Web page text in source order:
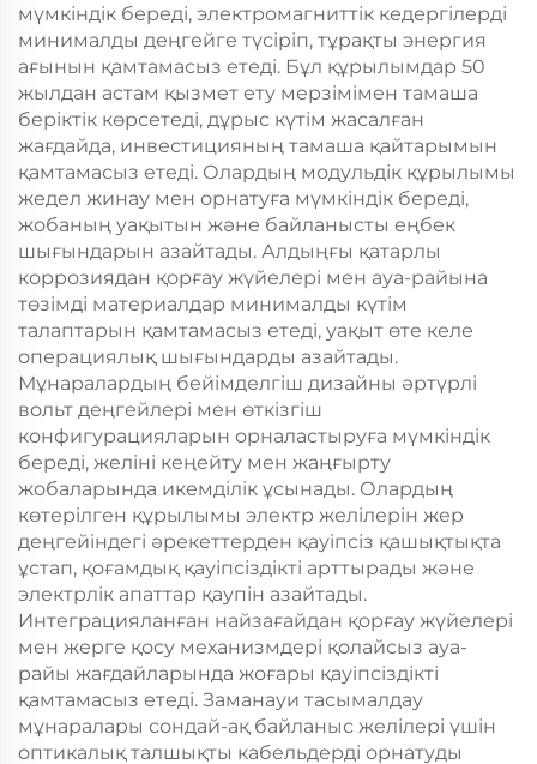
мүмкіндік береді, электромагниттік кедергілерді
минималды деңгейге түсіріп, тұрақты энергия
ағынын қамтамасыз етеді. Бұл құрылымдар 50
жылдан астам қызмет ету мерзімімен тамаша
беріктік көрсетеді, дұрыс күтім жасалған
жағдайда, инвестицияның тамаша қайтарымын
қамтамасыз етеді. Олардың модульдік құрылымы
жедел жинау мен орнатуға мүмкіндік береді,
жобаның уақытын және байланысты еңбек
шығындарын азайтады. Алдыңғы қатарлы
коррозиядан қорғау жүйелері мен ауа-райына
төзімді материалдар минималды күтім
талаптарын қамтамасыз етеді, уақыт өте келе
операциялық шығындарды азайтады.
Мұнаралардың бейімделгіш дизайны әртүрлі
вольт деңгейлері мен өткізгіш
конфигурацияларын орналастыруға мүмкіндік
береді, желіні кеңейту мен жаңғырту
жобаларында икемділік ұсынады. Олардың
көтерілген құрылымы электр желілерін жер
деңгейіндегі әрекеттерден қауіпсіз қашықтықта
ұстап, қоғамдық қауіпсіздікті арттырады және
электрлік апаттар қаупін азайтады.
Интеграцияланған найзағайдан қорғау жүйелері
мен жерге қосу механизмдері қолайсыз ауа-
райы жағдайларында жоғары қауіпсіздікті
қамтамасыз етеді. Заманауи тасымалдау
мұнаралары сондай-ақ байланыс желілері үшін
оптикалық талшықты кабельдерді орнатуды